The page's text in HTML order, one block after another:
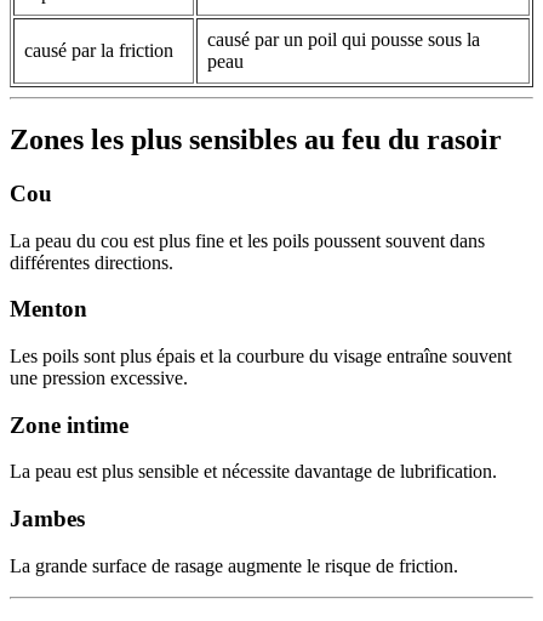
causé par la friction
causé par un poil qui pousse sous la
peau
Zones les plus sensibles au feu du rasoir
Cou
La peau du cou est plus fine et les poils poussent souvent dans
différentes directions.
Menton
Les poils sont plus épais et la courbure du visage entraîne souvent
une pression excessive.
Zone intime
La peau est plus sensible et nécessite davantage de lubrification.
Jambes
La grande surface de rasage augmente le risque de friction.